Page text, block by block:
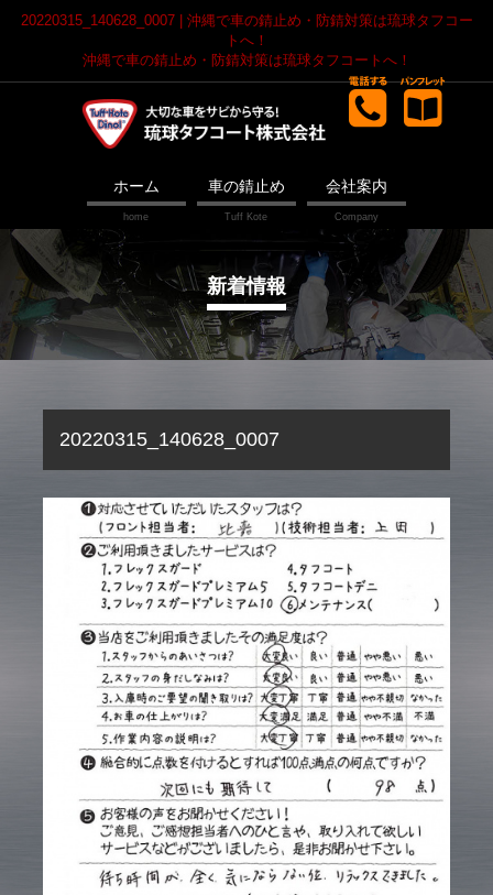
20220315_140628_0007 | 沖縄で車の錆止め・防錆対策は琉球タフコー
トへ！
沖縄で車の錆止め・防錆対策は琉球タフコートへ！
ホーム 車の錆止め 会社案内
新着情報
20220315_140628_0007